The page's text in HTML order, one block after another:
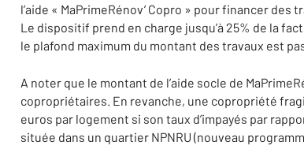
l’aide « MaPrimeRénov’ Copro » pour financer
Le dispositif prend en charge jusqu’à 25% de la
le plafond maximum du montant des travaux est
A noter que le montant de l’aide socle de
copropriétaires. En revanche, une copropriété
euros par logement si son taux d’impayés par
située dans un quartier NPNRU (nouveau